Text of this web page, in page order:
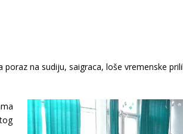
na sudiju, saigraca, loše vremenske